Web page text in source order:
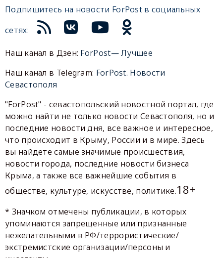
Подпишитесь на новости ForPost в социальных
сетях:
Наш канал в Дзен: ForPost— Лучшее
Наш канал в Telegram: ForPost. Новости
Севастополя
"ForPost" - севастопольский новостной портал, где
можно найти не только новости Севастополя, но и
последние новости дня, все важное и интересное,
что происходит в Крыму, России и в мире. Здесь
вы найдете самые значимые происшествия,
новости города, последние новости бизнеса
Крыма, а также все важнейшие события в
обществе, культуре, искусстве, политике.18+
* Значком отмечены публикации, в которых
упоминаются запрещенные или признанные
нежелательными в РФ/террористические/
экстремистские организации/персоны и